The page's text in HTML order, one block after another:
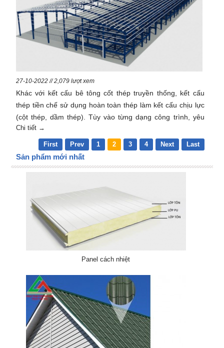
27-10-2022 // 2,079 lượt xem
Khác với kết cấu bê tông cốt thép truyền thống, kết cấu
thép tiền chế sử dụng hoàn toàn thép làm kết cấu chịu lực
(cột thép, dầm thép). Tùy vào từng dạng công trình, yêu
cầu không gian, tải trọng… mà sử dụng những cấu kiện
phù hợp.
Chi tiết →
First Prev 1 2 3 4 Next Last
Sản phẩm mới nhất
Panel cách nhiệt